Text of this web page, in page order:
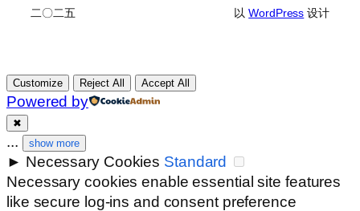
二〇二五 以WordPress 设计
Customize Reject All Accept All
Powered by
✖
... show more
► Necessary Cookies Standard
Necessary cookies enable essential site features
like secure log-ins and consent preference